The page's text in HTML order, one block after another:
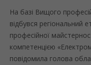
На базі Вищого
відбувся регіональний
професійної
компетенцією
повідомила голова